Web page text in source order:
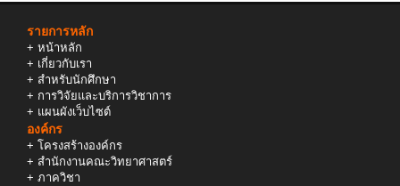
รายการหลัก
+ หน้าหลัก
+ เกี่ยวกับเรา
+ สำหรับนักศึกษา
+ การวิจัยและบริการวิชาการ
+ แผนผังเว็บไซต์
องค์กร
+ โครงสร้างองค์กร
+ สำนักงานคณะวิทยาศาสตร์
+ ภาควิชา